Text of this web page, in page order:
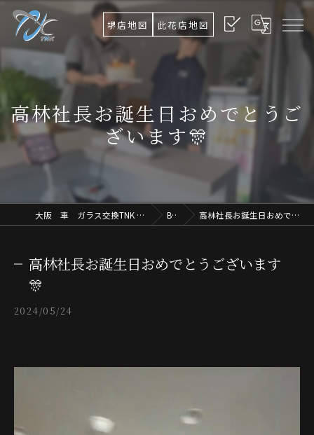
堺店地図 此花店地図
高林社長お誕生日おめでとうご
ざいます🎊
大阪 車 ガラス交換TNK Ultimate Osaka.Lab Blog 高林社長お誕生日おめでとうございます🎊
高林社長お誕生日おめでとうございます
🎊
2024/05/24